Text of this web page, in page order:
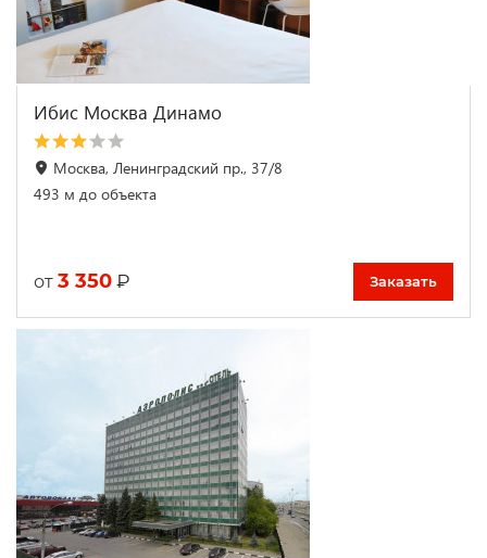
Ибис Москва Динамо
Москва, Ленинградский пр., 37/8
493 м до объекта
от 3 350 ₽ Заказать